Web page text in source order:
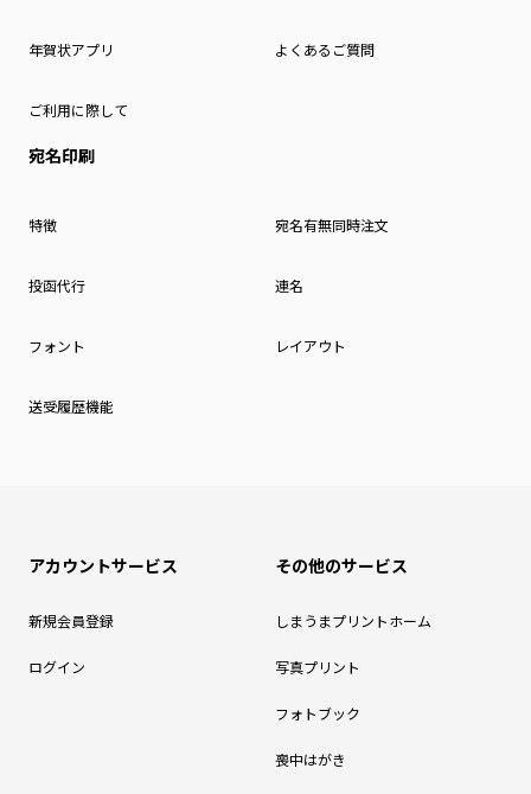
年賀状アプリ よくあるご質問
ご利用に際して
宛名印刷
特徴 宛名有無同時注文
投函代行 連名
フォント レイアウト
送受履歴機能
アカウントサービス
新規会員登録
ログイン
その他のサービス
しまうまプリントホーム
写真プリント
フォトブック
喪中はがき